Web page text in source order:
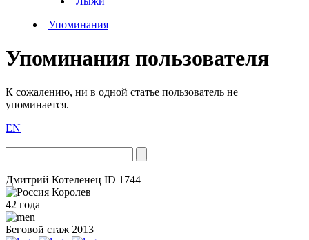
Упоминания
Упоминания пользователя
К сожалению, ни в одной статье пользователь не
упоминается.
EN
Дмитрий Котеленец ID 1744
Королев
42 года
Беговой стаж 2013